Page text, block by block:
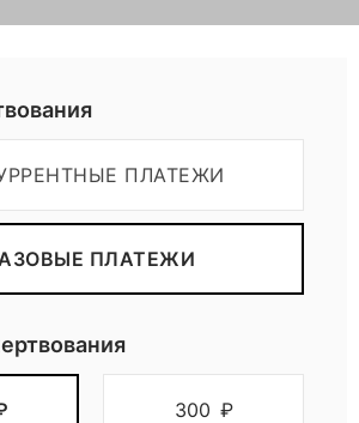
ПЛАТЕЖИ
ПЛАТЕЖИ
300 ₽